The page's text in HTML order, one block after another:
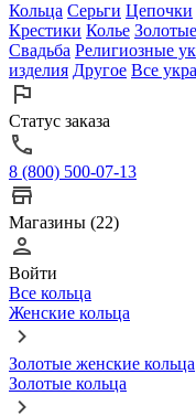
Кольца Серьги Цепочки
Крестики Колье
Свадьба Религиозные
изделия Другое Все
Статус заказа
8 (800) 500-07-13
Магазины (22)
Войти
Все кольца
Женские кольца
Золотые женские кольца
Золотые кольца